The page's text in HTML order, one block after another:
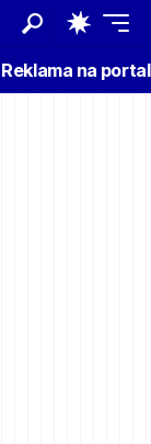
Reklama na